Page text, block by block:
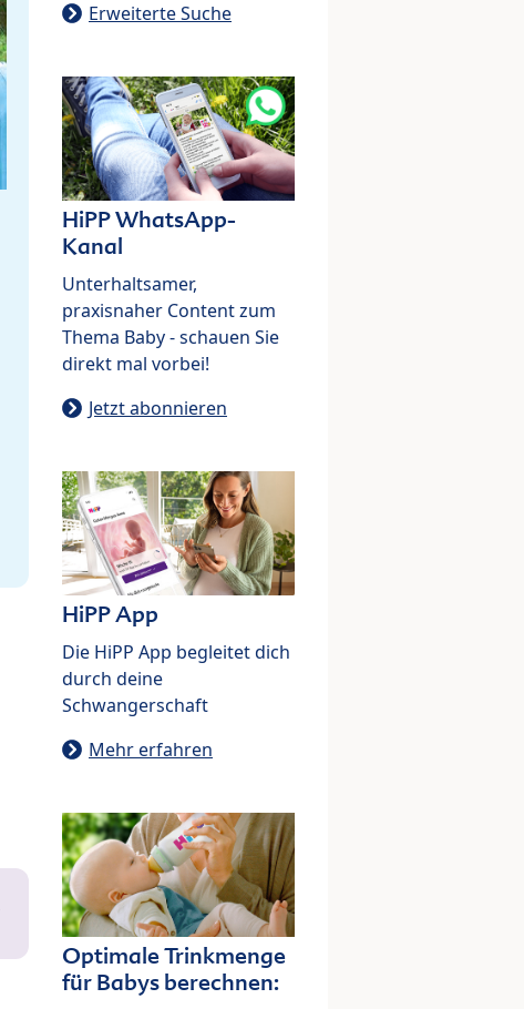
Erweiterte Suche
HiPP WhatsApp-
Kanal
Unterhaltsamer,
praxisnaher Content zum
Thema Baby - schauen Sie
direkt mal vorbei!
Jetzt abonnieren
HiPP App
Die HiPP App begleitet dich
durch deine
Schwangerschaft
Mehr erfahren
Optimale Trinkmenge
für Babys berechnen: